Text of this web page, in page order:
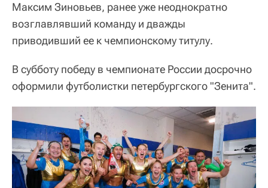
Максим Зиновьев, ранее уже неоднократно
возглавлявший команду и дважды
приводивший ее к чемпионскому титулу.
В субботу победу в чемпионате России досрочно
оформили футболистки петербургского "Зенита".